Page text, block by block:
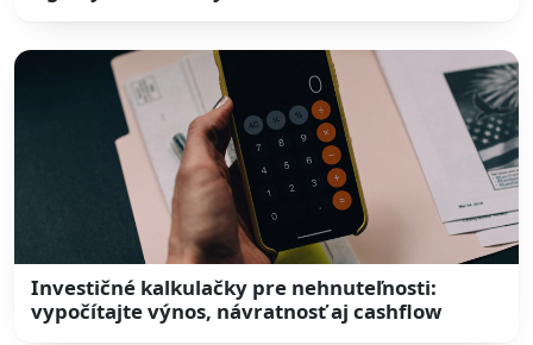
Investičné kalkulačky pre nehnuteľnosti:
vypočítajte výnos, návratnosť aj cashflow